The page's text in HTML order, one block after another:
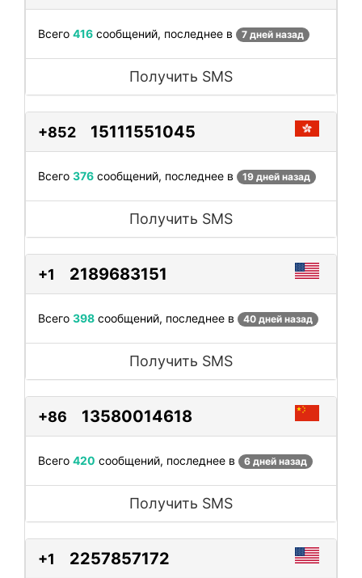
Всего 416 сообщений, последнее в 7 дней назад
Получить SMS
+852 15111551045
Всего 376 сообщений, последнее в 19 дней назад
Получить SMS
+1 2189683151
Всего 398 сообщений, последнее в 40 дней назад
Получить SMS
+86 13580014618
Всего 420 сообщений, последнее в 6 дней назад
Получить SMS
+1 2257857172